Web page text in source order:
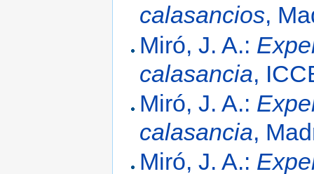
calasancios,
Miró, J. A.:
calasancia,
Miró, J. A.:
calasancia,
Miró, J. A.: